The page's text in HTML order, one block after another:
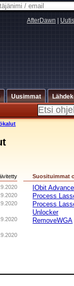
AfterDawn
Uusimmat
Suosituimmat
IObit
Process
Process
Unlocker
RemoveWGA